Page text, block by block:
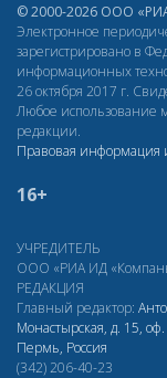
© 2000-2026 ООО
Электронное
зарегистрировано в
информационных
26 октября 2017 г.
Любое использование
редакции.
Правовая информация
16+
УЧРЕДИТЕЛЬ
ООО «РИА ИД
РЕДАКЦИЯ
Главный редактор:
Монастырская, д. 15,
Пермь, Россия
(342) 206-40-23